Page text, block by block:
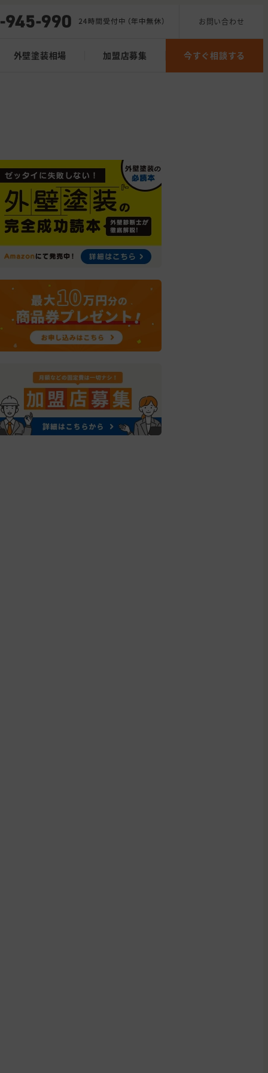
お問い合わせ
外壁塗装相場 加盟店募集 今すぐ相談する